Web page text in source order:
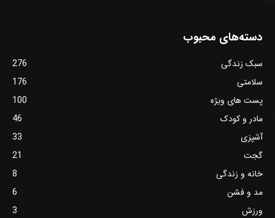
دسته‌های محبوب
سبک زندگی
276
سلامتی
176
پست های ویژه
100
مادر و کودک
46
آشپزی
33
گجت
21
خانه و زندگی
8
مد و فشن
6
ورزش
3